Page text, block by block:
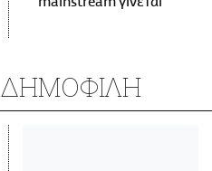
ΔΗΜΟΦΙΛΗ